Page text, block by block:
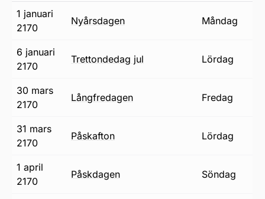
1 januari
2170
nyårsdagen måndag
6 januari
2170
trettondedag jul lördag
30 mars
2170
långfredagen fredag
31 mars
2170
påskafton lördag
1 april
2170
påskdagen söndag